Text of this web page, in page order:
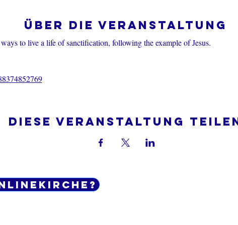
Über die Veranstaltung
to live a life of sanctification, following the example of Jesus.
Diese Veranstaltung